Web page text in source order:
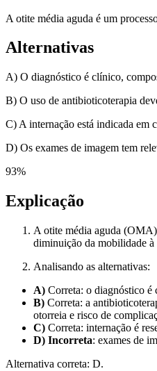
A otite média aguda é um
Alternativas
A) O diagnóstico é clínico,
B) O uso de antibioticoterapia
C) A internação está indicada em
D) Os exames de imagem tem
93%
Explicação
A otite média aguda
diminuição da mobilidade à
Analisando as alternativas:
A) Correta: o diagnóstico é
B) Correta: a
otorreia e risco de
C) Correta: internação é
D) Incorreta: exames de
Alternativa correta: D.